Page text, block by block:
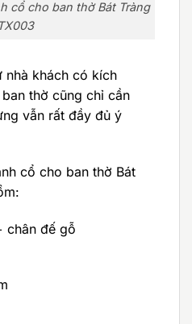
cổ cho ban thờ Bát Tràng
nhà khách có kích
thờ cũng chỉ cần
vẫn rất đầy đủ ý
cổ cho ban thờ Bát
chân đế gỗ